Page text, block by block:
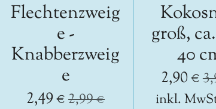
Flechtenzweig
e -
Knabberzweig
e
2,49 €2,99 €
groß,
40
2,90 €
inkl.